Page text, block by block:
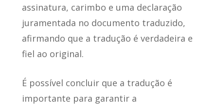
assinatura, carimbo e uma declaração
juramentada no documento traduzido,
afirmando que a tradução é verdadeira e
fiel ao original.
É possível concluir que a tradução é
importante para garantir a